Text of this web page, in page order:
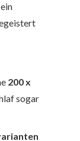
200 x
sogar